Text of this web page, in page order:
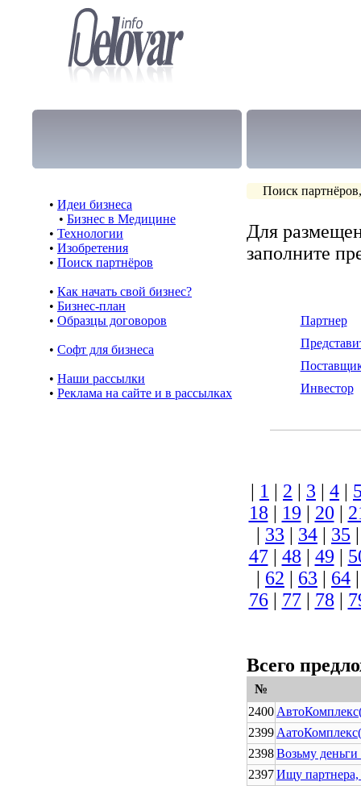
• Идеи бизнеса
• Бизнес в Медицине
• Технологии
• Изобретения
• Поиск партнёров
• Как начать свой бизнес?
• Бизнес-план
• Образцы договоров
• Cофт для бизнеса
• Наши рассылки
• Реклама на сайте и в рассылках
Поиск
Для
заполните
Партнер
Инвестор
| 1 | 2 | 3 | 4 |
18 | 19 | 20 |
| 33 | 34 | 35
47| 48 | 49 |
| 62 | 63 | 64
76| 77| 78 |
Всего
№
2400
2399
2398Возьму
2397Ищу партнера,